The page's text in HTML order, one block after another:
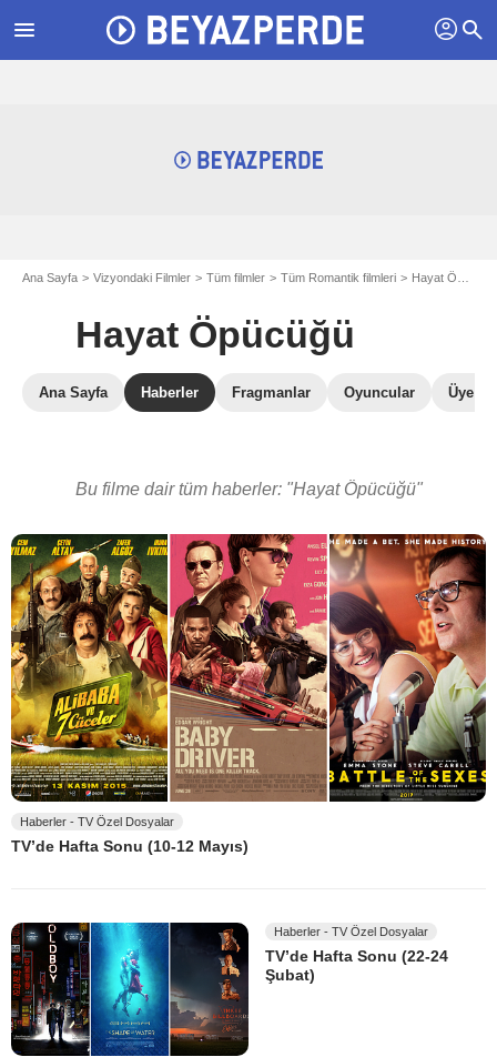
menu profil search
Ana Sayfa Vizyondaki Filmler Tüm filmler Tüm Romantik filmleri Hayat Öpücüğü
Hayat Öpücüğü
Ana Sayfa Haberler Fragmanlar Oyuncular Üye
Bu filme dair tüm haberler: "Hayat Öpücüğü"
Haberler - TV Özel Dosyalar
TV’de Hafta Sonu (10-12 Mayıs)
Haberler - TV Özel Dosyalar
TV’de Hafta Sonu (22-24
Şubat)